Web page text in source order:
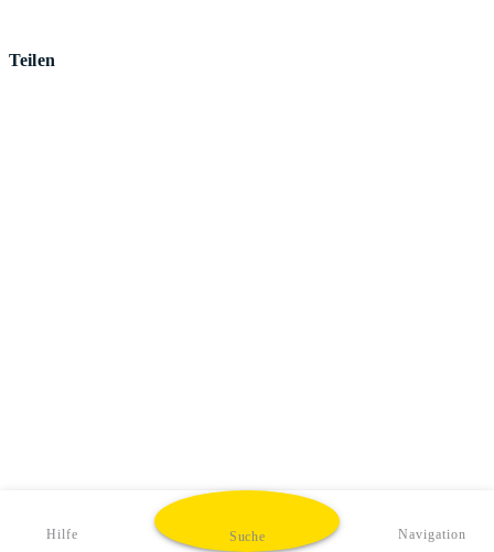
Teilen
Hilfe Suche Navigation